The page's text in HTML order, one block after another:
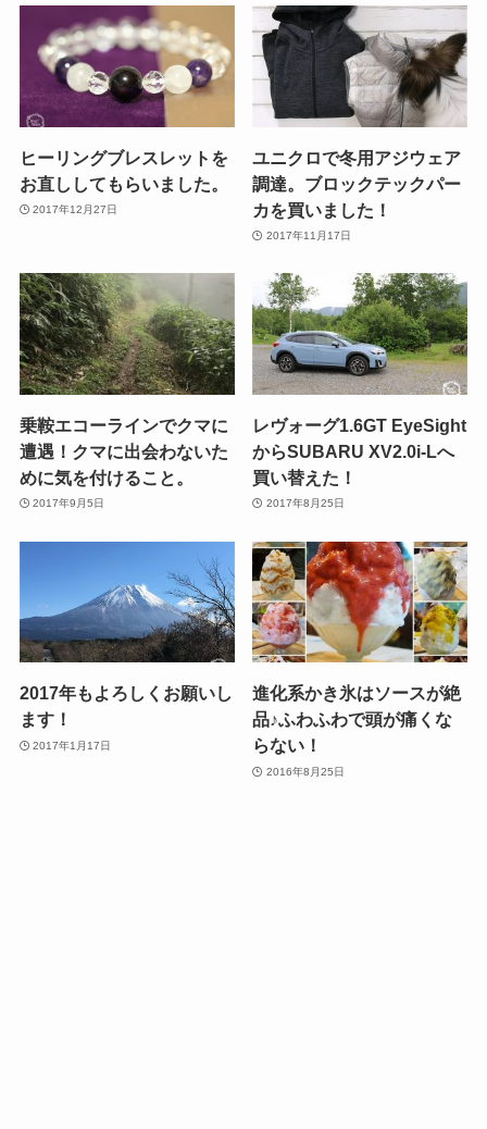
ヒーリングブレスレットを
お直ししてもらいました。
2017年12月27日
ユニクロで冬用アジウェア
調達。ブロックテックパー
カを買いました！
2017年11月17日
乗鞍エコーラインでクマに
遭遇！クマに出会わないた
めに気を付けること。
2017年9月5日
レヴォーグ1.6GT EyeSight
からSUBARU XV2.0i-Lへ
買い替えた！
2017年8月25日
2017年もよろしくお願いし
ます！
2017年1月17日
進化系かき氷はソースが絶
品♪ふわふわで頭が痛くな
らない！
2016年8月25日